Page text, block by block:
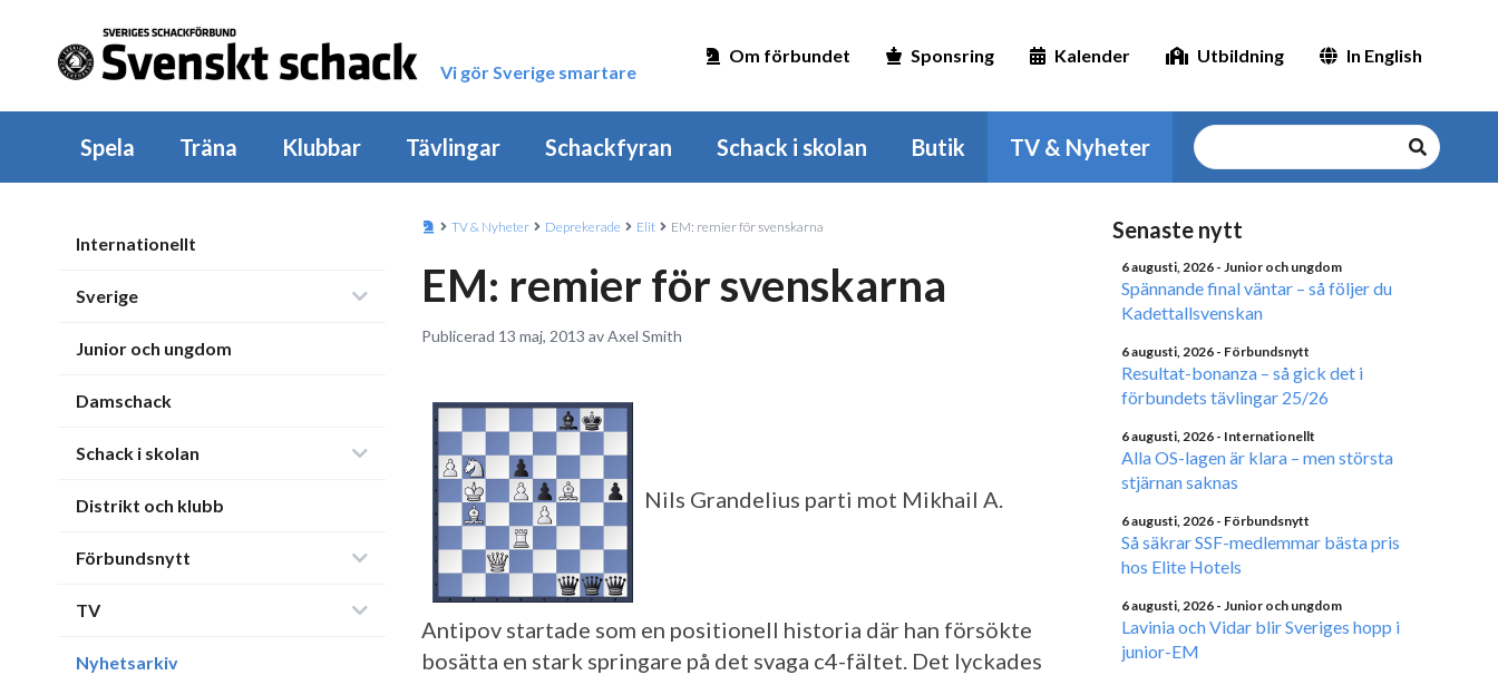
Vi gör Sverige smartare
Om förbundet Sponsring Kalender Utbildning In English
Spela Träna Klubbar Tävlingar Schackfyran Schack i skolan Butik TV & Nyheter
Internationellt
Sverige
Junior och ungdom
Damschack
Schack i skolan
Distrikt och klubb
Förbundsnytt
TV
Nyhetsarkiv
TV & Nyheter Deprekerade Elit EM: remier för svenskarna
EM: remier för svenskarna
Publicerad 13 maj, 2013 av Axel Smith
Nils Grandelius parti mot Mikhail A.
Antipov startade som en positionell historia där han försökte
bosätta en stark springare på det svaga c4-fältet. Det lyckades
Senaste nytt
6 augusti, 2026 - Junior och ungdom
Spännande final väntar – så följer du
Kadettallsvenskan
6 augusti, 2026 - Förbundsnytt
Resultat-bonanza – så gick det i
förbundets tävlingar 25/26
6 augusti, 2026 - Internationellt
Alla OS-lagen är klara – men största
stjärnan saknas
6 augusti, 2026 - Förbundsnytt
Så säkrar SSF-medlemmar bästa pris
hos Elite Hotels
6 augusti, 2026 - Junior och ungdom
Lavinia och Vidar blir Sveriges hopp i
junior-EM